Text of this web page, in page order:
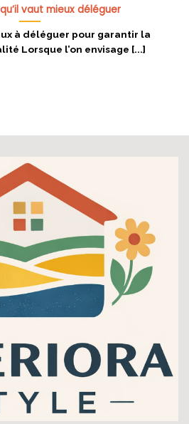
vaut mieux déléguer
à déléguer pour garantir la
Lorsque l’on envisage [...]